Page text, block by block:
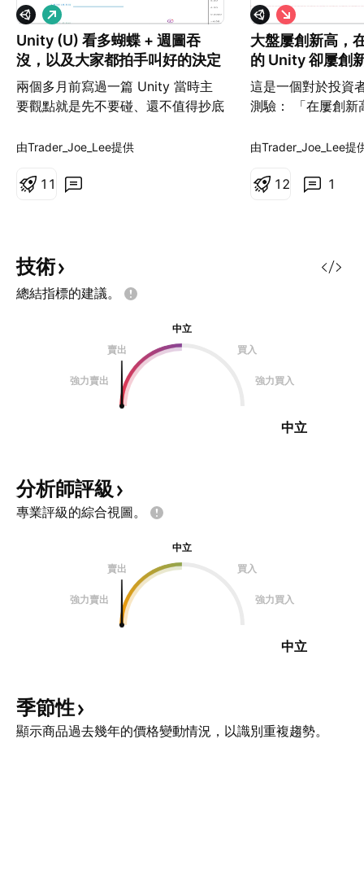
Unity (U) 看多蝴蝶 + 週圖吞
沒，以及大家都拍手叫好的決定
兩個多月前寫過一篇 Unity 當時主
要觀點就是先不要碰、還不值得抄底
於迎來一波比較可觀的反彈 在技術
漲吞沒的疊加 當然這一波上漲的關
成 也會開始有興趣來留意做多了
Let's see how it goes !
看
多
由Trader_Joe_Lee提供
1 1
大盤屢創新高，
的 Unity 卻屢創
這是一個對於投資
測驗： 「在屢創新
(A) 漲幅優於大盤
不過他就加入他的
標的 這是一個關
也就是「歷史新高
strength)」 的邏
看
空
由Trader_Joe_Lee提
1
1 2
技術
總結指標的建議。
中立
賣出
買入
強力賣出 強力買入
中立
分析師評級
專業評級的綜合視圖。
中立
賣出
買入
強力賣出 強力買入
中立
季節性
顯示商品過去幾年的價格變動情況，以識別重複趨勢。